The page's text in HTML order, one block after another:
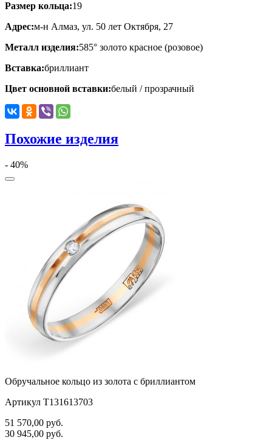
Размер кольца:19
Адрес:м-н Алмаз, ул. 50 лет Октября, 27
Металл изделия:585° золото красное (розовое)
Вставка:бриллиант
Цвет основной вставки:белый / прозрачный
Похожие изделия
- 40%
Обручальное кольцо из золота с бриллиантом
Артикул Т131613703
51 570,00 руб.
30 945,00 руб.